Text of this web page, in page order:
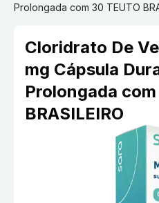
Prolongada com 30 TEUTO
Cloridrato De
mg Cápsula
Prolongada
BRASILEIRO